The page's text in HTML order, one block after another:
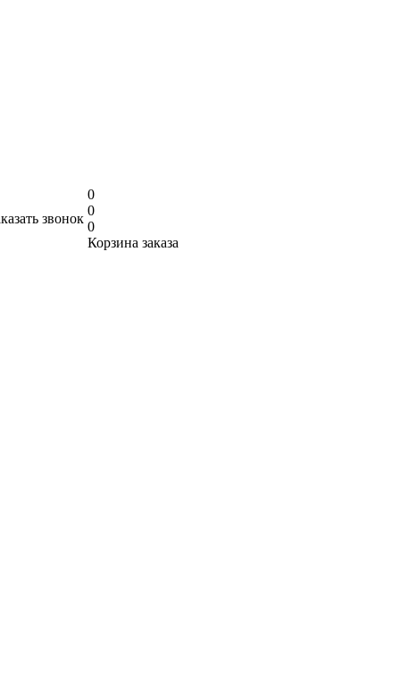
звонок
0
0
0
Корзина заказа